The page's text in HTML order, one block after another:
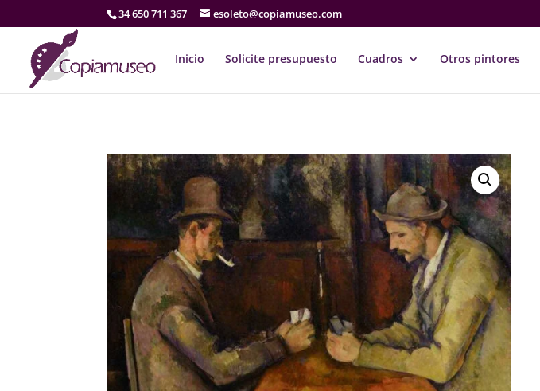
34 650 711 367 esoleto@copiamuseo.com
Inicio Solicite presupuesto Cuadros Otros pintores